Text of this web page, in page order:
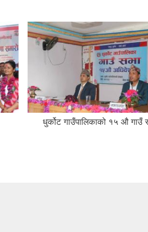
धुर्कोट गाउँपालिकाको १५ औ गाउँ